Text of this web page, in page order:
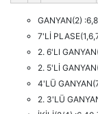
GANYAN(2)
7'Lİ
2. 6'LI
2. 5'Lİ
4'LÜ
2. 3'LÜ